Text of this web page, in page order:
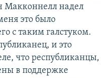
Макконнелл надел
это было
с таким галстуком.
и это
что республиканцы,
в поддержке